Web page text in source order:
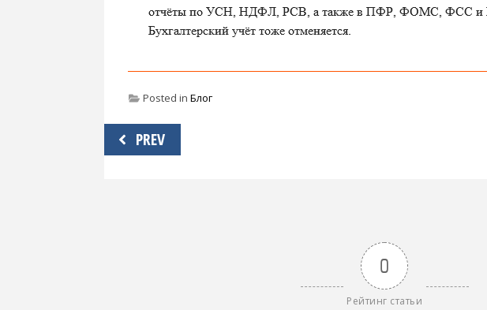
Posted in Блог
Навигация
по
PREV
0
Рейтинг статьи